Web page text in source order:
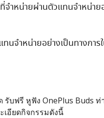
ำหน่ายผ่านตัวแทนจำหน่าย
จำหน่ายอย่างเป็นทางการ
บฟรี หูฟัง OnePlus Buds ท่
เอียดกิจกรรมดังนี้